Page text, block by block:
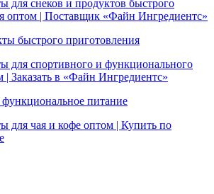
быстрого приготовления
питание